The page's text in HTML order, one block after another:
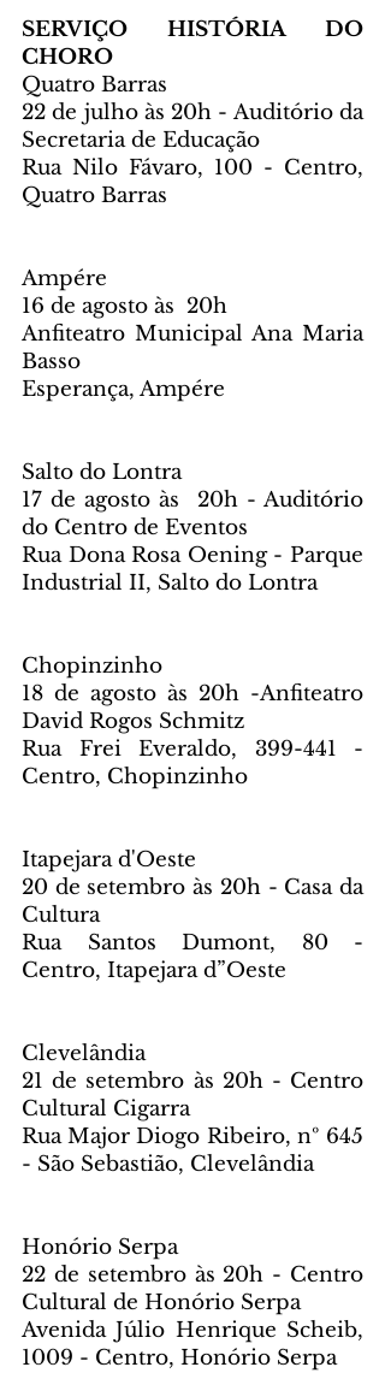
SERVIÇO HISTÓRIA DO
CHORO
Quatro Barras
22 de julho às 20h - Auditório da
Secretaria de Educação
Rua Nilo Fávaro, 100 - Centro,
Quatro Barras
Ampére
16 de agosto às  20h
Anfiteatro Municipal Ana Maria
Basso
Esperança, Ampére
Salto do Lontra
17 de agosto às  20h - Auditório
do Centro de Eventos
Rua Dona Rosa Oening - Parque
Industrial II, Salto do Lontra
Chopinzinho
18 de agosto às 20h -Anfiteatro
David Rogos Schmitz
Rua Frei Everaldo, 399-441 -
Centro, Chopinzinho
Itapejara d'Oeste
20 de setembro às 20h - Casa da
Cultura
Rua Santos Dumont, 80 -
Centro, Itapejara d”Oeste
Clevelândia
21 de setembro às 20h - Centro
Cultural Cigarra
Rua Major Diogo Ribeiro, nº 645
- São Sebastião, Clevelândia
Honório Serpa
22 de setembro às 20h - Centro
Cultural de Honório Serpa
Avenida Júlio Henrique Scheib,
1009 - Centro, Honório Serpa